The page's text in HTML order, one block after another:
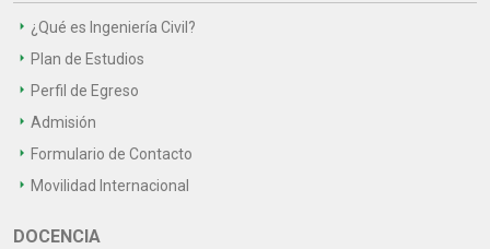
¿Qué es Ingeniería Civil?
Plan de Estudios
Perfil de Egreso
Admisión
Formulario de Contacto
Movilidad Internacional
DOCENCIA